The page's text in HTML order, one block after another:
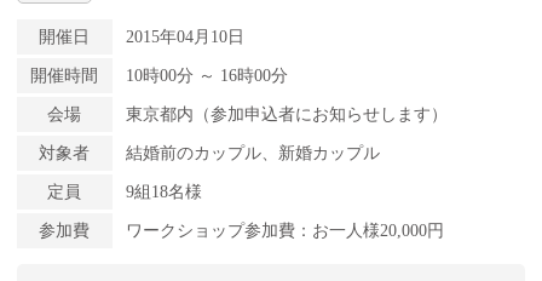
開催日 2015年04月10日
開催時間 10時00分 ～ 16時00分
会場 東京都内（参加申込者にお知らせします）
対象者 結婚前のカップル、新婚カップル
定員 9組18名様
参加費 ワークショップ参加費：お一人様20,000円